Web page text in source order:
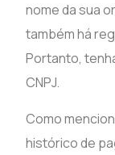
nome da sua
também há
Portanto,
CNPJ.
Como
histórico de